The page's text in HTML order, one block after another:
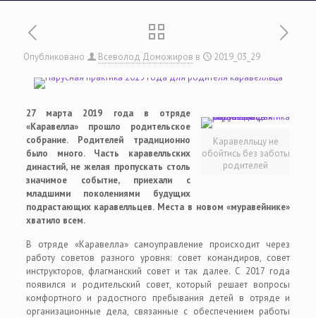
Опубликовано Всеволод Доможиров в 2019_03_29
Каравелльцу не
обойтись без заботы
родителей
27 марта 2019 года в отряде
«Каравелла» прошло родительское
собрание. Родителей традиционно
было много. Часть каравелльских
династий, не желая пропускать столь
значимое событие, приехали с
младшими поколениями будущих
подрастающих каравелльцев. Места в новом «муравейнике»
хватило всем.
В отряде «Каравелла» самоуправление происходит через
работу советов разного уровня: совет командиров, совет
инструкторов, флагманский совет и так далее. С 2017 года
появился и родительский совет, который решает вопросы
комфортного и радостного пребывания детей в отряде и
организационные дела, связанные с обеспечением работы